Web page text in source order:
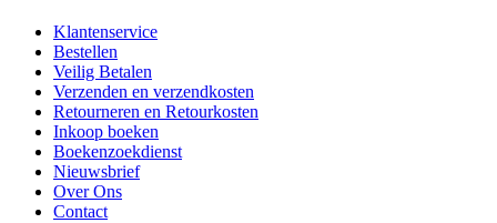
Klantenservice
Bestellen
Veilig Betalen
Verzenden en verzendkosten
Retourneren en Retourkosten
Inkoop boeken
Boekenzoekdienst
Nieuwsbrief
Over Ons
Contact